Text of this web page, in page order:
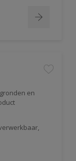
en